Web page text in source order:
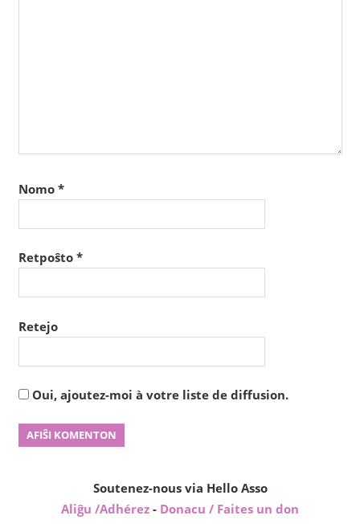
Nomo *
Retpoŝto *
Retejo
Oui, ajoutez-moi à votre liste de diffusion.
Soutenez-nous via Hello Asso
Aliĝu /Adhérez - Donacu / Faites un don